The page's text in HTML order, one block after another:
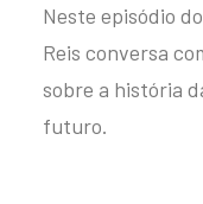
Neste episódio
Reis conversa
sobre a história
futuro.